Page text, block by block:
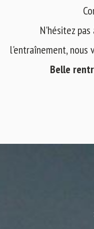
N'hésitez
l'entraînement, nous
Belle